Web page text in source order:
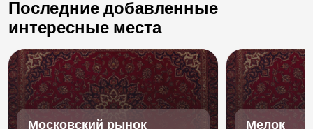
Последние добавленные
интересные места
Московский рынок Мелок